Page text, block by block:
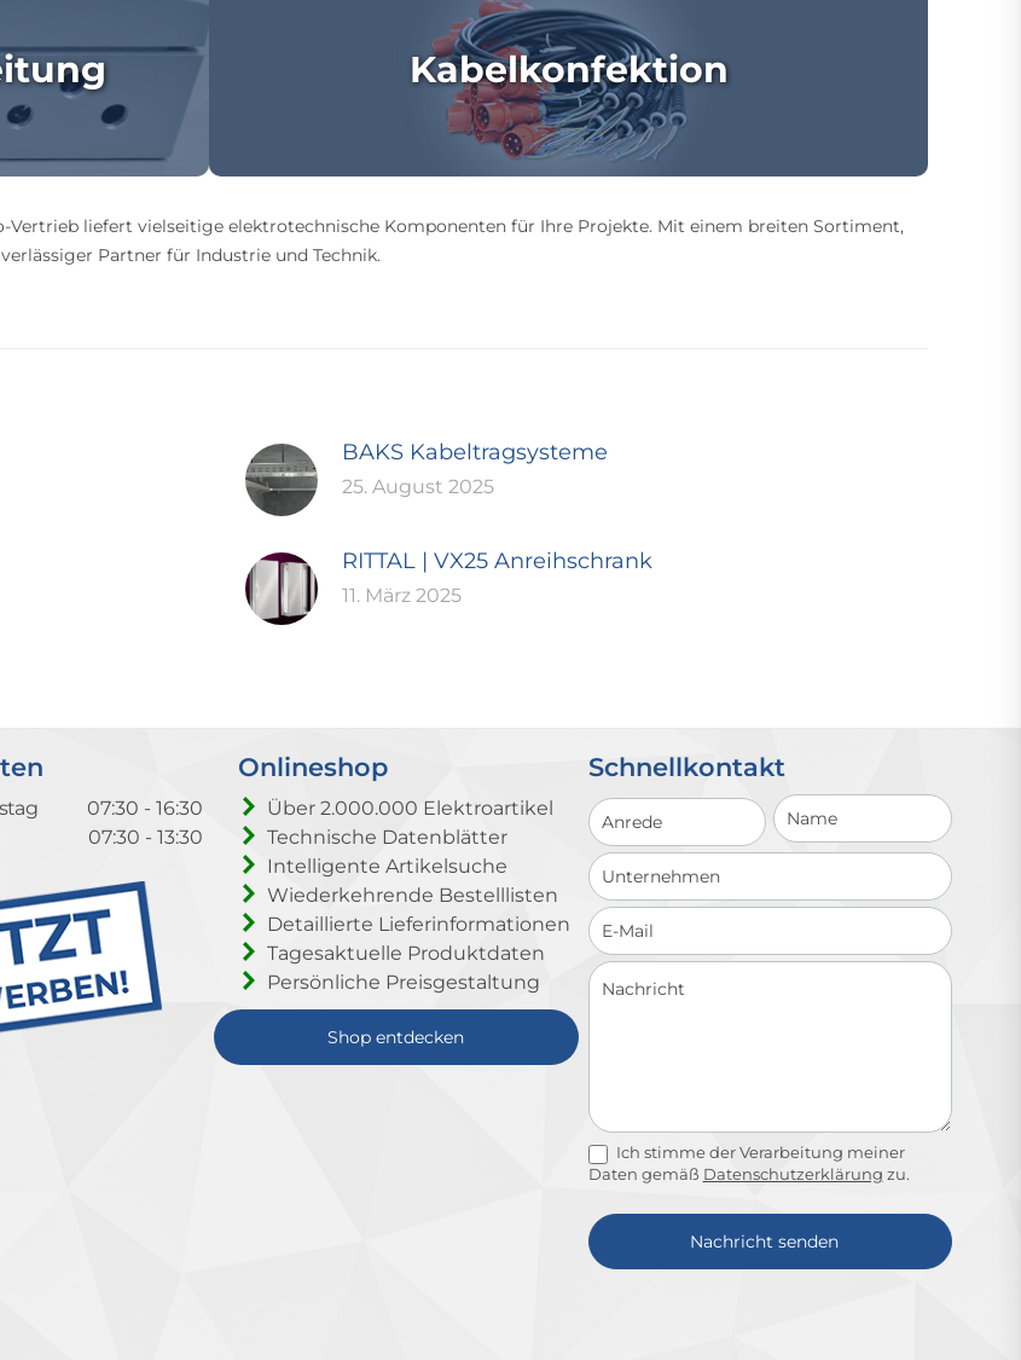
Kabelkonfektion
Vertrieb liefert vielseitige elektrotechnische Komponenten für Ihre Projekte. Mit einem breiten Sortiment,
Partner für Industrie und Technik.
BAKS Kabeltragsysteme
25. August 2025
RITTAL | VX25 Anreihschrank
11. März 2025
07:30 - 16:30
07:30 - 13:30
Onlineshop
Über 2.000.000 Elektroartikel
Technische Datenblätter
Intelligente Artikelsuche
Wiederkehrende Bestelllisten
Detaillierte Lieferinformationen
Tagesaktuelle Produktdaten
Persönliche Preisgestaltung
Shop entdecken
Schnellkontakt
Schnellkontakt
Ich stimme der Verarbeitung meiner
Daten gemäß Datenschutzerklärung zu.
Nachricht senden